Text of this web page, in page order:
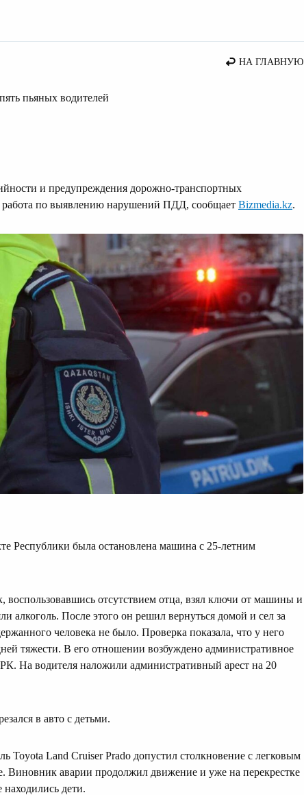
НА ГЛАВНУЮ
пьяных водителей
и предупреждения дорожно-транспортных
по выявлению нарушений ПДД, сообщает Bizmedia.kz.
Республики была остановлена машина с 25-летним
воспользовавшись отсутствием отца, взял ключи от машины и
алкоголь. После этого он решил вернуться домой и сел за
человека не было. Проверка показала, что у него
тяжести. В его отношении возбуждено административное
На водителя наложили административный арест на 20
в авто с детьми.
Toyota Land Cruiser Prado допустил столкновение с легковым
Виновник аварии продолжил движение и уже на перекрестке
находились дети.